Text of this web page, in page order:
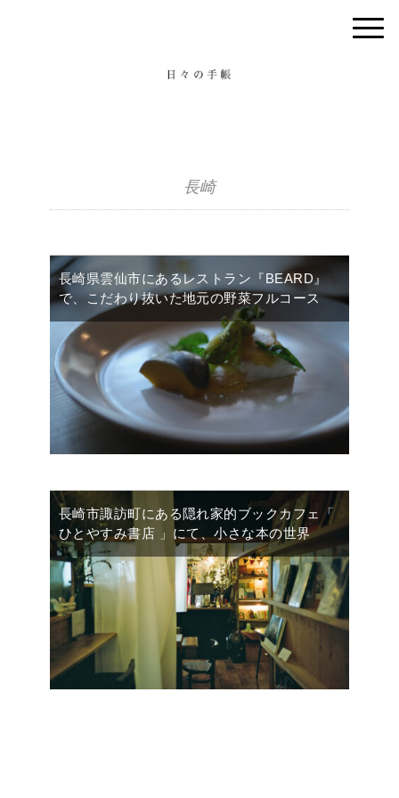
長崎
長崎県雲仙市にあるレストラン『BEARD』
で、こだわり抜いた地元の野菜フルコース
長崎市諏訪町にある隠れ家的ブックカフェ「
ひとやすみ書店 」にて、小さな本の世界